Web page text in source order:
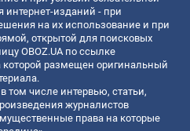
интернет-изданий - при
на их использование и при
открытой для поисковых
OBOZ.UA по ссылке
которой размещен оригинальный
том числе интервью, статьи,
журналистов
права на которые